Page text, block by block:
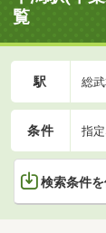
覧
駅 総
条件 指
検索条件